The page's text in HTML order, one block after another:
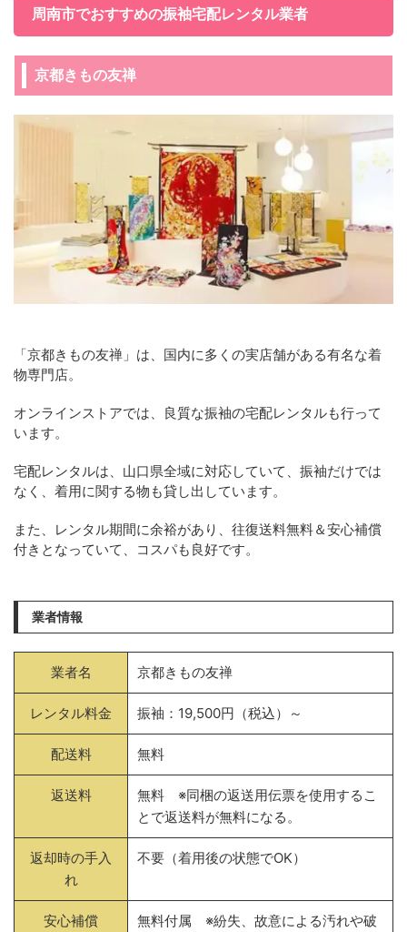
周南市でおすすめの振袖宅配レンタル業者
京都きもの友禅
「京都きもの友禅」は、国内に多くの実店舗がある有名な着
物専門店。
オンラインストアでは、良質な振袖の宅配レンタルも行って
います。
宅配レンタルは、山口県全域に対応していて、振袖だけでは
なく、着用に関する物も貸し出しています。
また、レンタル期間に余裕があり、往復送料無料＆安心補償
付きとなっていて、コスパも良好です。
業者情報
業者名 京都きもの友禅
レンタル料金 振袖：19,500円（税込）～
配送料 無料
返送料
無料 ※同梱の返送用伝票を使用するこ
とで返送料が無料になる。
返却時の手入
れ
不要（着用後の状態でOK）
安心補償
無料付属 ※紛失、故意による汚れや破